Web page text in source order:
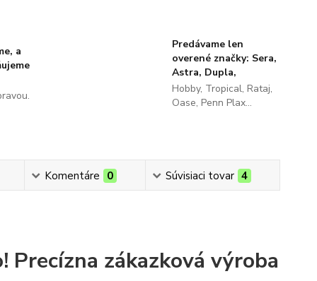
a
Predávame len
overené značky: Sera,
Astra, Dupla,
Hobby, Tropical, Rataj,
Oase, Penn Plax...
Komentáre 0 Súvisiaci tovar 4
Precízna zákazková výroba